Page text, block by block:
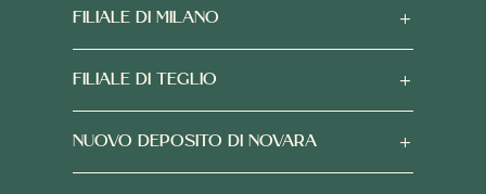
FILIALE DI MILANO
FILIALE DI TEGLIO
NUOVO DEPOSITO DI NOVARA